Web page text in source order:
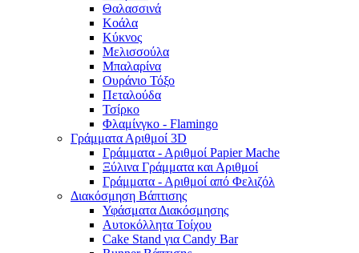
Θαλασσινά
Κοάλα
Κύκνος
Μελισσούλα
Μπαλαρίνα
Ουράνιο Τόξο
Πεταλούδα
Τσίρκο
Φλαμίνγκο - Flamingo
Γράμματα Αριθμοί 3D
Γράμματα - Αριθμοί Papier Mache
Ξύλινα Γράμματα και Αριθμοί
Γράμματα - Αριθμοί από Φελιζόλ
Διακόσμηση Βάπτισης
Υφάσματα Διακόσμησης
Αυτοκόλλητα Τοίχου
Cake Stand για Candy Bar